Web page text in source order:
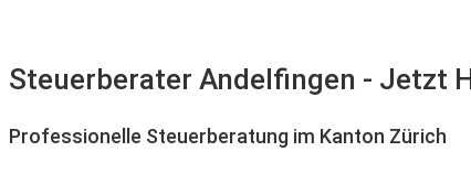
Steuerberater Andelfingen - Jetzt
Professionelle Steuerberatung im Kanton Zürich